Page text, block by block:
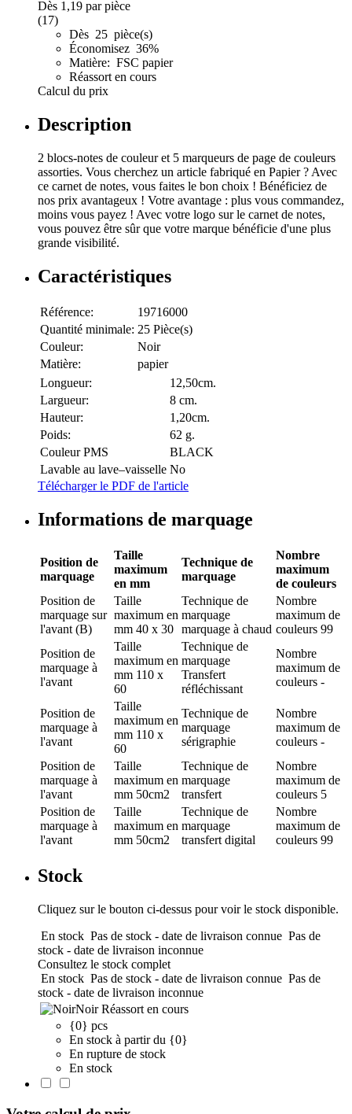
Dès 1,19 par pièce
(17)
Dès 25 pièce(s)
Économisez 36%
Matière: FSC papier
Réassort en cours
Calcul du prix
Description
2 blocs-notes de couleur et 5 marqueurs de page de couleurs
assorties. Vous cherchez un article fabriqué en Papier ? Avec
ce carnet de notes, vous faites le bon choix ! Bénéficiez de
nos prix avantageux ! Votre avantage : plus vous commandez,
moins vous payez ! Avec votre logo sur le carnet de notes,
vous pouvez être sûr que votre marque bénéficie d'une plus
grande visibilité.
Caractéristiques
Référence:
19716000
Quantité minimale: 25 Pièce(s)
Couleur:
Noir
Matière:
papier
Longueur:
12,50cm.
Largueur:
8 cm.
Hauteur:
1,20cm.
Poids:
62 g.
Couleur PMS
BLACK
Lavable au lave–vaisselle No
Télécharger le PDF de l'article
Informations de marquage
Position de
marquage
Taille
maximum
en mm
Technique de
marquage
Nombre
maximum
de couleurs
Position de
marquage sur
l'avant (B)
Taille
maximum en
mm 40 x 30
Technique de
marquage
marquage à chaud
Nombre
maximum de
couleurs 99
Position de
marquage à
l'avant
Taille
maximum en
mm 110 x
60
Technique de
marquage
Transfert
réfléchissant
Nombre
maximum de
couleurs -
Position de
marquage à
l'avant
Taille
maximum en
mm 110 x
60
Technique de
marquage
sérigraphie
Nombre
maximum de
couleurs -
Position de
marquage à
l'avant
Taille
maximum en
mm 50cm2
Technique de
marquage
transfert
Nombre
maximum de
couleurs 5
Position de
marquage à
l'avant
Taille
maximum en
mm 50cm2
Technique de
marquage
transfert digital
Nombre
maximum de
couleurs 99
Stock
Cliquez sur le bouton ci-dessus pour voir le stock disponible.
En stock Pas de stock - date de livraison connue Pas de
stock - date de livraison inconnue
Consultez le stock complet
En stock Pas de stock - date de livraison connue Pas de
stock - date de livraison inconnue
Noir Réassort en cours
{0} pcs
En stock à partir du {0}
En rupture de stock
En stock